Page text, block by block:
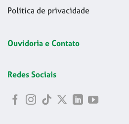
Política de privacidade
Ouvidoria e Contato
Redes Sociais